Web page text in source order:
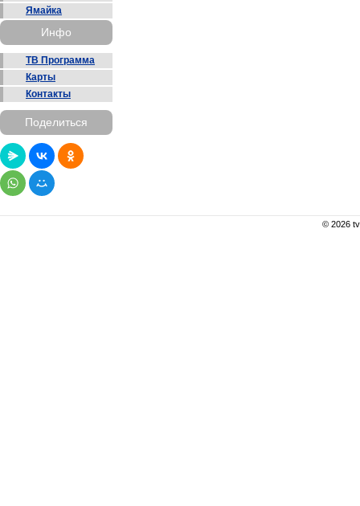
Ямайка
Инфо
ТВ Программа
Карты
Контакты
Поделиться
© 2026